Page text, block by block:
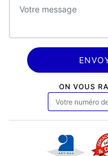
ON VOUS